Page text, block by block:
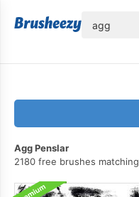
Agg Penslar
2180 free brushes matching